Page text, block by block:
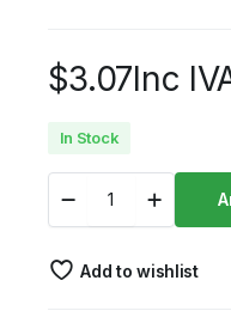
$3.07Inc
In Stock
Add to wishlist